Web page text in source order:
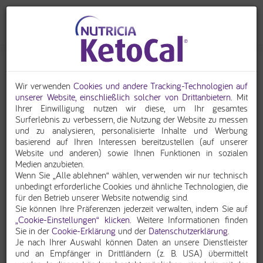
Fett ist nicht gleich Fett – Fette in der
ketogenen Ernährungstherapie
Bei der
ketogenen Diät ist der Anteil an Fett in der Nahrung sehr hoch
und variiert von 60-90% der Gesamtenergiezufuhr. Der hohe
Fettanteil ist entscheidend für die Bildung von Ketonen und
deshalb erforderlich. Ein ausgewogenes Verhältnis
Wir verwenden Cookies und andere Tracking-Technologien auf
unserer Website, einschließlich solcher von Drittanbietern. Mit
Ihrer Einwilligung nutzen wir diese, um Ihr gesamtes
Surferlebnis zu verbessern, die Nutzung der Website zu messen
und zu analysieren, personalisierte Inhalte und Werbung
basierend auf Ihren Interessen bereitzustellen (auf unserer
Website und anderen) sowie Ihnen Funktionen in sozialen
Medien anzubieten.
Wenn Sie „Alle ablehnen“ wählen, verwenden wir nur technisch
unbedingt erforderliche Cookies und ähnliche Technologien, die
für den Betrieb unserer Website notwendig sind.
Sie können Ihre Präferenzen jederzeit verwalten, indem Sie auf
„Cookie-Einstellungen“ klicken. Weitere Informationen finden
Sie in der Cookie-Erklärung und der Datenschutzerklärung.
Je nach Ihrer Auswahl können Daten an unsere Dienstleister
und an Empfänger in Drittländern (z. B. USA) übermittelt